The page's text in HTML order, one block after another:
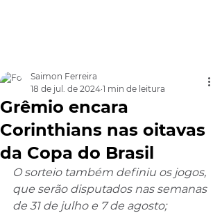
Grêmio encara
Corinthians nas oitavas
da Copa do Brasil
Saimon Ferreira
18 de jul. de 2024 1 min de leitura
O sorteio também definiu os jogos,
que serão disputados nas semanas
de 31 de julho e 7 de agosto;